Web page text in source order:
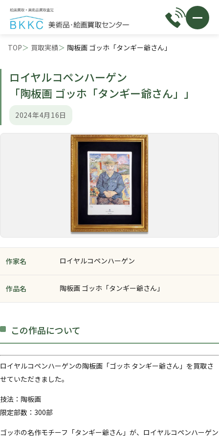
TOP 買取実績 陶板画 ゴッホ「タンギー爺さん」
ロイヤルコペンハーゲン
「陶板画 ゴッホ「タンギー爺さん」」
2024年4月16日
作家名 ロイヤルコペンハーゲン
作品名 陶板画 ゴッホ「タンギー爺さん」
この作品について
ロイヤルコペンハーゲンの陶板画「ゴッホ タンギー爺さん」を買取さ
せていただきました。
技法：陶板画
限定部数：300部
ゴッホの名作モチーフ「タンギー爺さん」が、ロイヤルコペンハーゲン